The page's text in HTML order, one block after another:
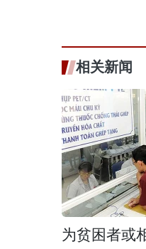
相关新闻
为贫困者或